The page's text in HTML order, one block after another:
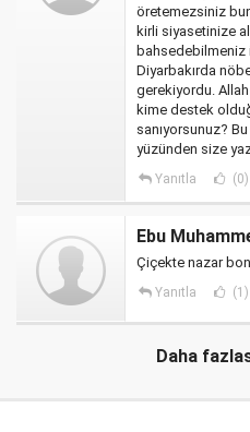
öretemezsiniz
kirli siyasetinize
bahsedebilmeniz
Diyarbakırda
gerekiyordu.
kime destek
sanıyorsunuz?
yüzünden size
Yanıtla (0)
Ebu
Çiçekte nazar
Yanıtla (1)
Daha